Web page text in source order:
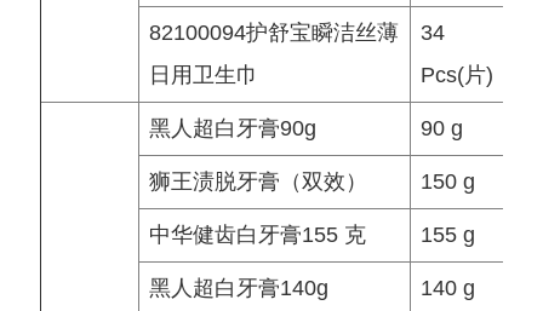
82100094护舒宝瞬洁丝薄
日用卫生巾
34
Pcs(片)
黑人超白牙膏90g 90 g
狮王渍脱牙膏（双效） 150 g
中华健齿白牙膏155 克 155 g
黑人超白牙膏140g 140 g